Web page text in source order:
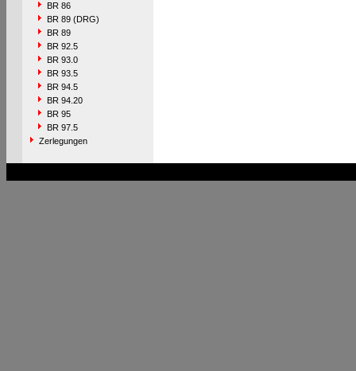
BR 86
BR 89 (DRG)
BR 89
BR 92.5
BR 93.0
BR 93.5
BR 94.5
BR 94.20
BR 95
BR 97.5
Zerlegungen